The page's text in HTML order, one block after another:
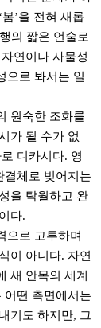
‘봄’을 전혀 새롭
행의 짧은 언술로
연이나 사물성
으로 봐서는 일
원숙한 조화를
가 될 수가 없
디카시다. 영
결체로 빚어지는
을 탁월하고 완
다.
으로 고투하며
이 아니다. 자연
새 안목의 세계
어떤 측면에서는
기도 하지만, 그